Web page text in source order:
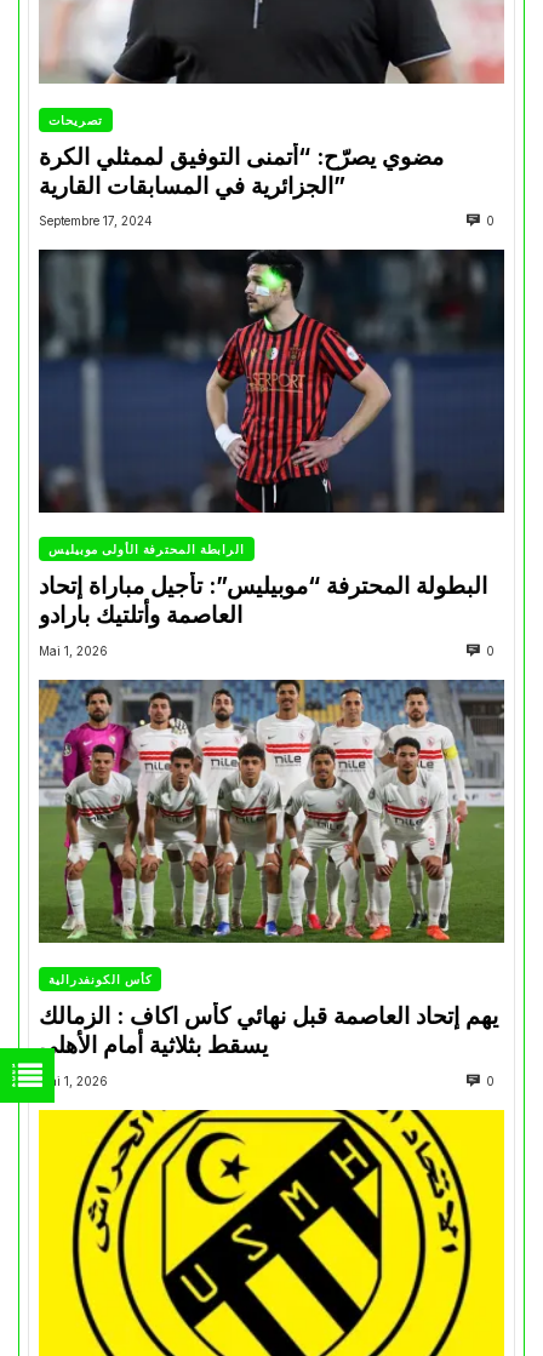
تصريحات
مضوي يصرّح: “أتمنى التوفيق لممثلي الكرة
الجزائرية في المسابقات القارية”
Septembre 17, 2024 0
الرابطة المحترفة الأولى موبيليس
البطولة المحترفة “موبيليس”: تأجيل مباراة إتحاد
العاصمة وأتلتيك بارادو
Mai 1, 2026 0
كأس الكونفدرالية
يهم إتحاد العاصمة قبل نهائي كأس اكاف : الزمالك
Mai 1, 2026 0